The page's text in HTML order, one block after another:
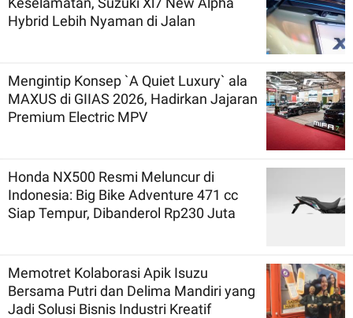
Hybrid Lebih Nyaman di Jalan
Mengintip Konsep `A Quiet Luxury` ala
MAXUS di GIIAS 2026, Hadirkan Jajaran
Premium Electric MPV
Honda NX500 Resmi Meluncur di
Indonesia: Big Bike Adventure 471 cc
Siap Tempur, Dibanderol Rp230 Juta
Memotret Kolaborasi Apik Isuzu
Bersama Putri dan Delima Mandiri yang
Jadi Solusi Bisnis Industri Kreatif